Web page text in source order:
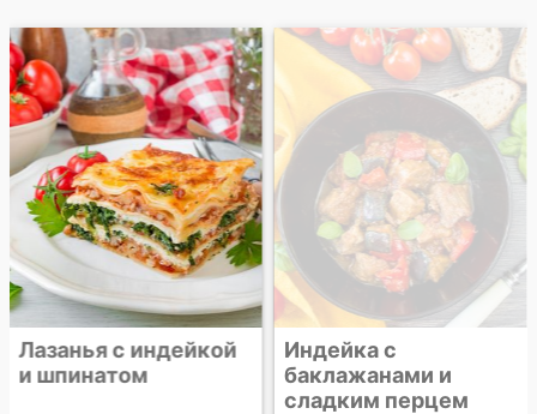
Лазанья с индейкой
и шпинатом
Индейка с
баклажанами и
сладким перцем